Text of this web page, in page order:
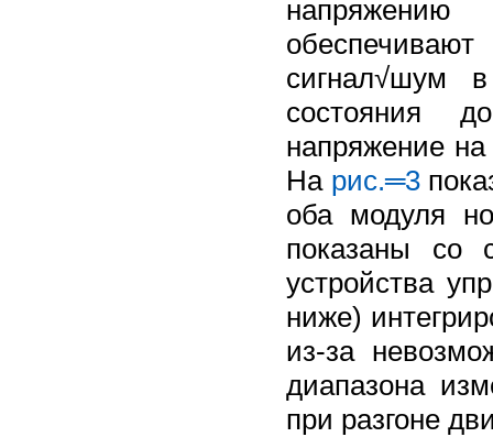
напряжению
сигнал√шум
состояния
напряжение
На рис.═3
оба модуля
показаны со
устройства
ниже)
из-за
диапазона
при разгоне